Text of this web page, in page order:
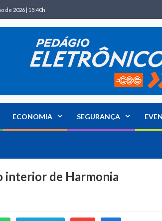
de 2026 | 15:40h
ECONOMIA SEGURANÇA
interior de Harmonia